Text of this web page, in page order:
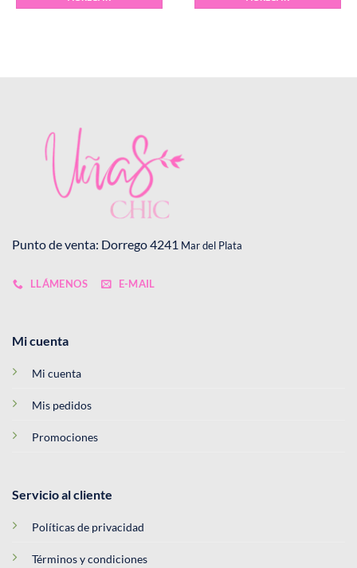
Punto de venta: Dorrego 4241 Mar del Plata
LLÁMENOS E-MAIL
Mi cuenta
Mi cuenta
Mis pedidos
Promociones
Servicio al cliente
Políticas de privacidad
Términos y condiciones